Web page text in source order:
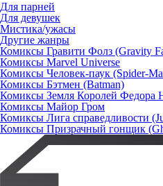
Для парней
Для девушек
Мистика/ужасы
Другие жанры
Комиксы Гравити Фолз (Gravity
Комиксы Marvel Universe
Комиксы Человек-паук (Spider-
Комиксы Бэтмен (Batman)
Комиксы Земля Королей Федора
Комиксы Майор Гром
Комиксы Лига справедливости
Комиксы Призрачный гонщик